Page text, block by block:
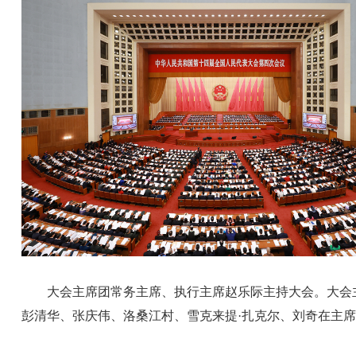
大会主席团常务主席、执行主席赵乐际主持大会。大会
彭清华、张庆伟、洛桑江村、雪克来提·扎克尔、刘奇在主